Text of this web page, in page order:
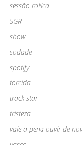
sessão roNca
SGR
show
sodade
spotify
torcida
track star
tristeza
vale a pena ouvir de